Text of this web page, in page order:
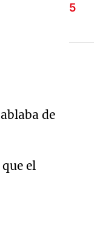
de
el